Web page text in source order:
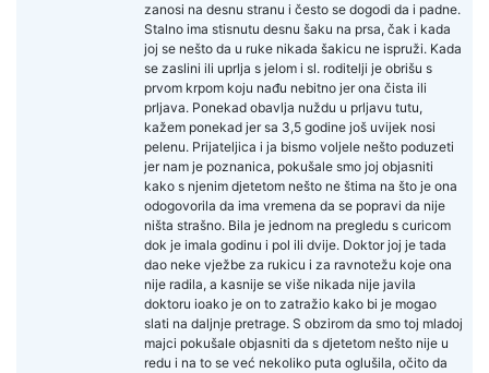
zanosi na desnu stranu i često se dogodi da i padne.
Stalno ima stisnutu desnu šaku na prsa, čak i kada
joj se nešto da u ruke nikada šakicu ne ispruži. Kada
se zaslini ili uprlja s jelom i sl. roditelji je obrišu s
prvom krpom koju nađu nebitno jer ona čista ili
prljava. Ponekad obavlja nuždu u prljavu tutu,
kažem ponekad jer sa 3,5 godine još uvijek nosi
pelenu. Prijateljica i ja bismo voljele nešto poduzeti
jer nam je poznanica, pokušale smo joj objasniti
kako s njenim djetetom nešto ne štima na što je ona
odogovorila da ima vremena da se popravi da nije
ništa strašno. Bila je jednom na pregledu s curicom
dok je imala godinu i pol ili dvije. Doktor joj je tada
dao neke vježbe za rukicu i za ravnotežu koje ona
nije radila, a kasnije se više nikada nije javila
doktoru ioako je on to zatražio kako bi je mogao
slati na daljnje pretrage. S obzirom da smo toj mladoj
majci pokušale objasniti da s djetetom nešto nije u
redu i na to se već nekoliko puta oglušila, očito da